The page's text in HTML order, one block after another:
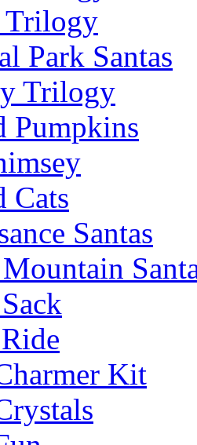
Trilogy
Park Santas
Trilogy
Pumpkins
Cats
Santas
Kit